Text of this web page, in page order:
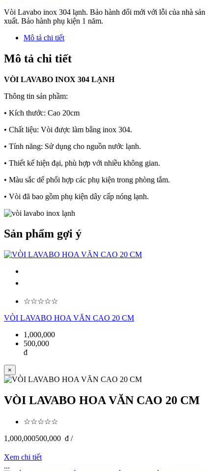
Vòi Lavabo inox 304 lạnh. Bảo hành đổi mới với lỗi của nhà sản
xuất. Bảo hành phụ kiện 1 năm.
Mô tả chi tiết
Mô tả chi tiết
VÒI LAVABO INOX 304 LẠNH
Thông tin sản phầm:
• Kích thước: Cao 20cm
• Chất liệu: Vòi được làm bằng inox 304.
• Tính năng: Sử dụng cho nguồn nước lạnh.
• Thiết kế hiện đại, phù hợp với nhiều không gian.
• Màu sắc dể phối hợp các phụ kiện trong phòng tắm.
• Vòi đã bao gồm phụ kiện dây cấp nóng lạnh.
Sản phẩm gợi ý
☆☆☆☆☆
VÒI LAVABO HOA VĂN CAO 20 CM
1,000,000
500,000
đ
×
VÒI LAVABO HOA VĂN CAO 20 CM
☆☆☆☆☆
1,000,000500,000 đ /
Xem chi tiết
...